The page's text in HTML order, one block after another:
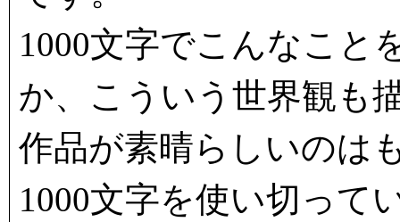
1000文字でこんなこと
か、こういう世界観も
作品が素晴らしいのは
1000文字を使い切って